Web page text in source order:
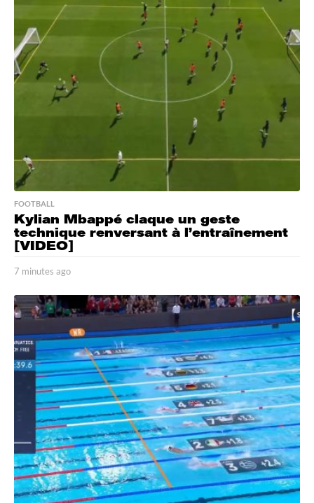
FOOTBALL
Kylian Mbappé claque un geste
technique renversant à l’entraînement
[VIDEO]
7 minutes ago
i
n
u
t
e
a
g
o